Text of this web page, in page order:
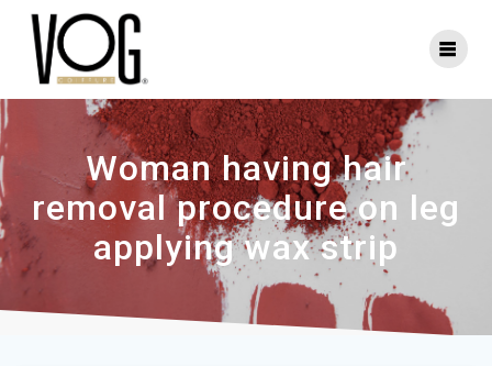
Woman having hair
removal procedure on leg
applying wax strip